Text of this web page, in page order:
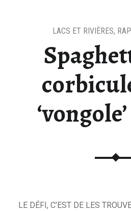
LACS ET RIVIÈRES,
LE DÉFI, C’EST DE LES